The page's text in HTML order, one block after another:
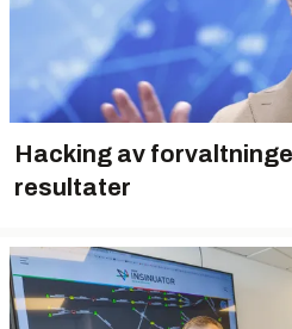
Hacking av
resultater